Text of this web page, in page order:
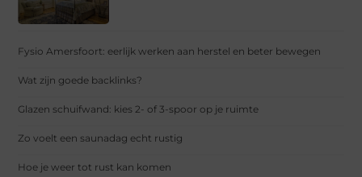
Fysio Amersfoort: eerlijk werken aan herstel en beter bewegen
Wat zijn goede backlinks?
Glazen schuifwand: kies 2- of 3-spoor op je ruimte
Zo voelt een saunadag echt rustig
Hoe je weer tot rust kan komen